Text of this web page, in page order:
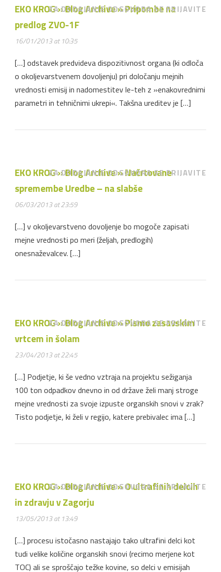
EKO KROG » Blog Archive » Pripombe na
predlog ZVO-1F
16/01/2013 at 10:35
ZA DODAJANJE ODGOVORA SE PRIJAVITE
[…] odstavek predvideva dispozitivnost organa (ki odloča
o okoljevarstvenem dovoljenju) pri določanju mejnih
vrednosti emisij in nadomestitev le-teh z »enakovrednimi
parametri in tehničnimi ukrepi«. Takšna ureditev je […]
EKO KROG » Blog Archive » Načrtovane
spremembe Uredbe – na slabše
06/03/2013 at 23:59
ZA DODAJANJE ODGOVORA SE PRIJAVITE
[…] v okoljevarstveno dovoljenje bo mogoče zapisati
mejne vrednosti po meri (željah, predlogih)
onesnaževalcev. […]
EKO KROG » Blog Archive » Pismo zasavskim
vrtcem in šolam
23/04/2013 at 22:45
ZA DODAJANJE ODGOVORA SE PRIJAVITE
[…] Podjetje, ki še vedno vztraja na projektu sežiganja
100 ton odpadkov dnevno in od države želi manj stroge
mejne vrednosti za svoje izpuste organskih snovi v zrak?
Tisto podjetje, ki želi v regijo, katere prebivalec ima […]
EKO KROG » Blog Archive » O ultrafinih delcih
in zdravju v Zagorju
13/05/2013 at 13:49
ZA DODAJANJE ODGOVORA SE PRIJAVITE
[…] procesu istočasno nastajajo tako ultrafini delci kot
tudi velike količine organskih snovi (recimo merjene kot
TOC) ali se sproščajo težke kovine, so delci v emisijah